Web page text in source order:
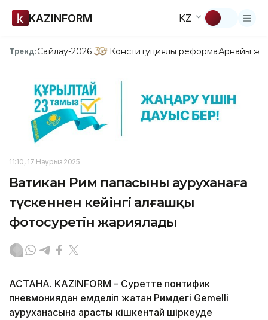
KAZINFORM KZ
Тренд:Сайлау-2026 Конституциялық реформаАрнайы
11:10, 17 Наурыз 2025
Ватикан Рим папасының ауруханаға
түскеннен кейінгі алғашқы
фотосуретін жариялады
АСТАНА. KAZINFORM – Суретте понтифик
пневмониядан емделіп жатқан Римдегі Gemelli
ауруханасына қарасты кішкентай шіркеуде